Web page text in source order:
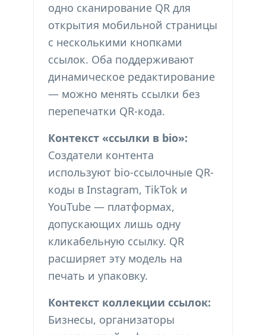
одно сканирование QR для
открытия мобильной страницы
с несколькими кнопками
ссылок. Оба поддерживают
динамическое редактирование
— можно менять ссылки без
перепечатки QR-кода.
Контекст «ссылки в bio»:
Создатели контента
используют bio-ссылочные QR-
коды в Instagram, TikTok и
YouTube — платформах,
допускающих лишь одну
кликабельную ссылку. QR
расширяет эту модель на
печать и упаковку.
Контекст коллекции ссылок:
Бизнесы, организаторы